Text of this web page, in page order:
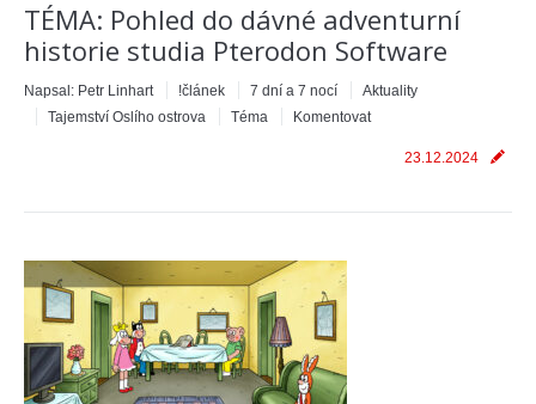
TÉMA: Pohled do dávné adventurní
historie studia Pterodon Software
Napsal: Petr Linhart !článek 7 dní a 7 nocí
Aktuality
Tajemství Oslího ostrova
Téma Komentovat
23.12.2024